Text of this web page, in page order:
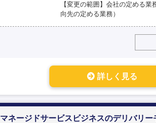
【変更の範囲】会社の定める
向先の定める業務）
詳しく見る
マネージドサービスビジネスのデリバリ